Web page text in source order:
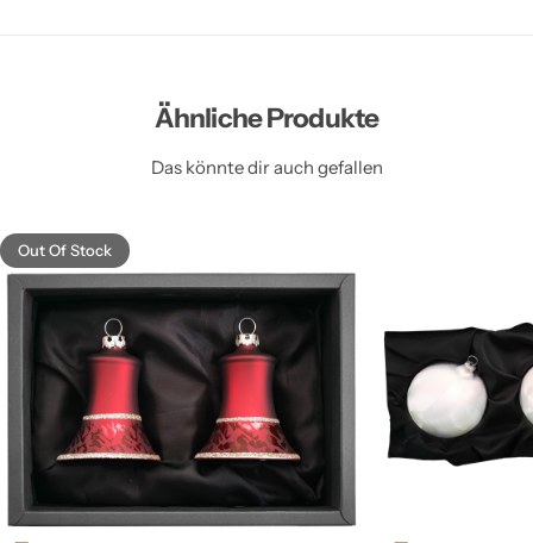
Ähnliche Produkte
Das könnte dir auch gefallen
Out Of Stock